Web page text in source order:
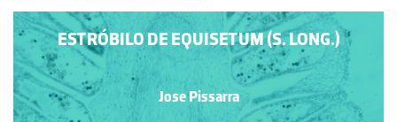
ESTRÓBILO DE EQUISETUM (S. LONG.)
Jose Pissarra